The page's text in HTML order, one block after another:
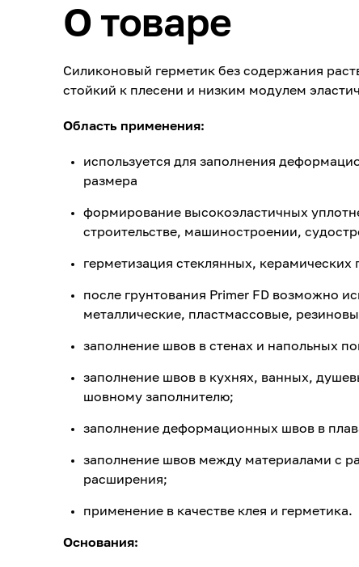
О товаре
Силиконовый герметик без содержания
стойкий к плесени и низким модулем
Область применения:
используется для заполнения
размера
формирование высокоэластичных
строительстве, машиностроении,
герметизация стеклянных,
после грунтования Primer FD возможно
металлические, пластмассовые,
заполнение швов в стенах и напольных
заполнение швов в кухнях, ванных,
шовному заполнителю;
заполнение деформационных швов в
заполнение швов между материалами с
расширения;
применение в качестве клея и герметика.
Основания: